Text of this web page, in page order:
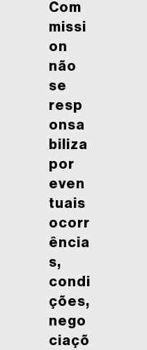
Com
missi
on
não
se
resp
onsa
biliza
por
even
tuais
ocorr
ência
s,
condi
ções,
nego
ciaçõ